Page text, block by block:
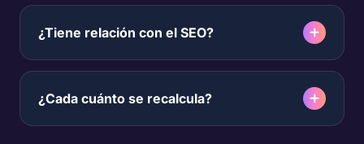
¿Tiene relación con el SEO?
¿Cada cuánto se recalcula?